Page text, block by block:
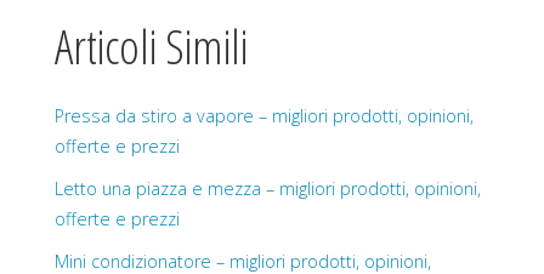
Articoli Simili
Pressa da stiro a vapore – migliori prodotti, opinioni,
offerte e prezzi
Letto una piazza e mezza – migliori prodotti, opinioni,
offerte e prezzi
Mini condizionatore – migliori prodotti, opinioni,